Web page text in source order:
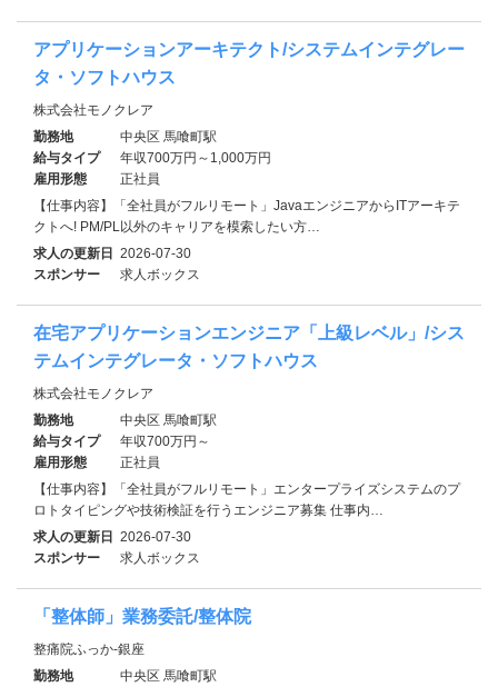
アプリケーションアーキテクト/システムインテグレー
タ・ソフトハウス
株式会社モノクレア
勤務地
中央区 馬喰町駅
給与タイプ
年収700万円～1,000万円
雇用形態
正社員
【仕事内容】「全社員がフルリモート」JavaエンジニアからITアーキテ
クトへ! PM/PL以外のキャリアを模索したい方…
求人の更新日 2026-07-30
スポンサー
求人ボックス
在宅アプリケーションエンジニア「上級レベル」/シス
テムインテグレータ・ソフトハウス
株式会社モノクレア
勤務地
中央区 馬喰町駅
給与タイプ
年収700万円～
雇用形態
正社員
【仕事内容】「全社員がフルリモート」エンタープライズシステムのプ
ロトタイピングや技術検証を行うエンジニア募集 仕事内…
求人の更新日 2026-07-30
スポンサー
求人ボックス
「整体師」業務委託/整体院
整痛院ふっか-銀座
勤務地
中央区 馬喰町駅